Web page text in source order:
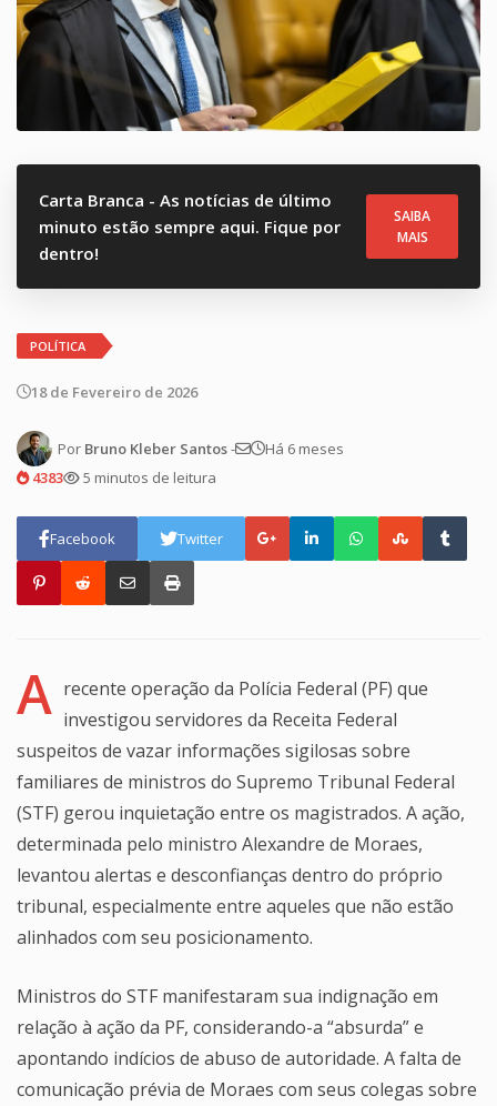
Carta Branca - As notícias de último
minuto estão sempre aqui. Fique por
dentro!
SAIBA
MAIS
POLÍTICA
18 de Fevereiro de 2026
Por Bruno Kleber Santos-
Há 6 meses
4383
5 minutos de leitura
Facebook Twitter
A recente operação da Polícia Federal (PF) que
investigou servidores da Receita Federal
suspeitos de vazar informações sigilosas sobre
familiares de ministros do Supremo Tribunal Federal
(STF) gerou inquietação entre os magistrados. A ação,
determinada pelo ministro Alexandre de Moraes,
levantou alertas e desconfianças dentro do próprio
tribunal, especialmente entre aqueles que não estão
alinhados com seu posicionamento.
Ministros do STF manifestaram sua indignação em
relação à ação da PF, considerando-a “absurda” e
apontando indícios de abuso de autoridade. A falta de
comunicação prévia de Moraes com seus colegas sobre